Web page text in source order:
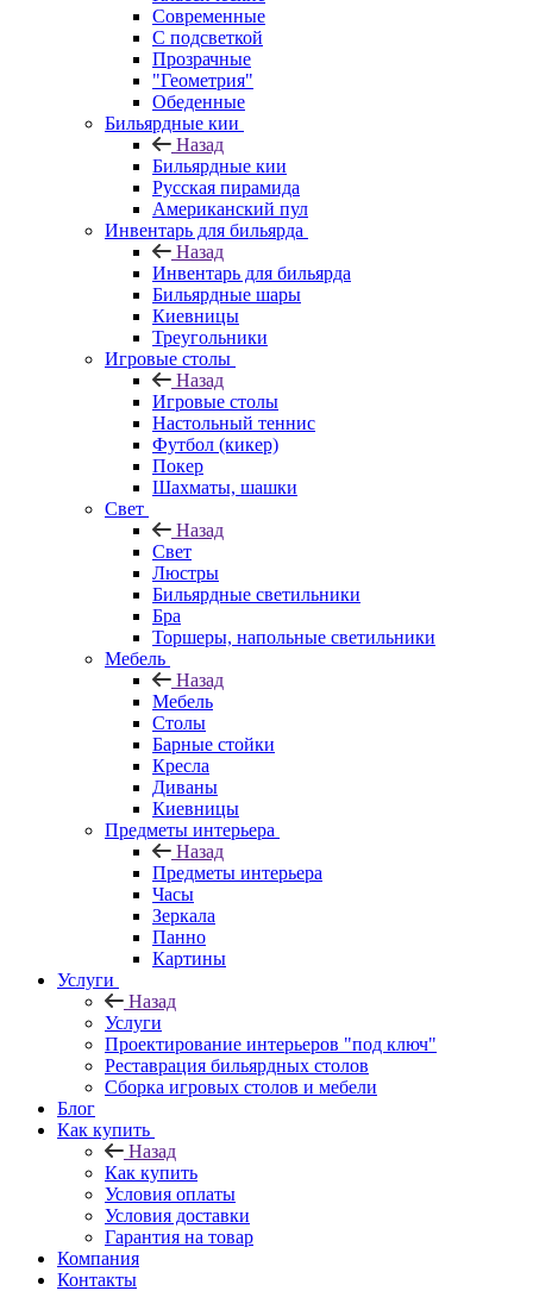
Современные
С подсветкой
Прозрачные
"Геометрия"
Обеденные
Бильярдные кии
Назад
Бильярдные кии
Русская пирамида
Американский пул
Инвентарь для бильярда
Назад
Инвентарь для бильярда
Бильярдные шары
Киевницы
Треугольники
Игровые столы
Назад
Игровые столы
Настольный теннис
Футбол (кикер)
Покер
Шахматы, шашки
Свет
Назад
Свет
Люстры
Бильярдные светильники
Бра
Торшеры, напольные светильники
Мебель
Назад
Мебель
Столы
Барные стойки
Кресла
Диваны
Киевницы
Предметы интерьера
Назад
Предметы интерьера
Часы
Зеркала
Панно
Картины
Услуги
Назад
Услуги
Проектирование интерьеров "под ключ"
Реставрация бильярдных столов
Сборка игровых столов и мебели
Блог
Как купить
Назад
Как купить
Условия оплаты
Условия доставки
Гарантия на товар
Компания
Контакты